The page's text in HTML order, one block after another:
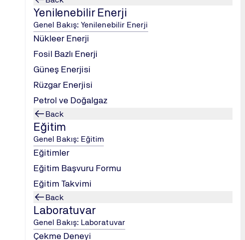
Yenilenebilir Enerji
Genel Bakış: Yenilenebilir Enerji
Nükleer Enerji
Fosil Bazlı Enerji
Güneş Enerjisi
Rüzgar Enerjisi
Petrol ve Doğalgaz
Back
Eğitim
Genel Bakış: Eğitim
Eğitimler
Eğitim Başvuru Formu
Eğitim Takvimi
Back
Laboratuvar
Genel Bakış: Laboratuvar
Çekme Deneyi
İş Akışı ve Performans Parametreleri (SIPOC)
Eğitimi